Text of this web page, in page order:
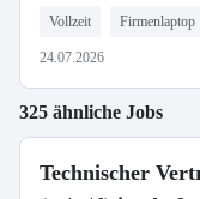
Vollzeit Firmenlaptop
24.07.2026
325 ähnliche Jobs
Technischer